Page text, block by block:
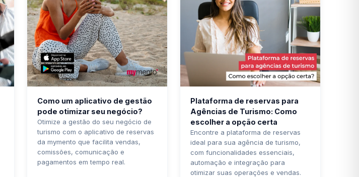
Como um aplicativo de gestão
pode otimizar seu negócio?
Otimize a gestão do seu negócio de
turismo com o aplicativo de reservas
da mymento que facilita vendas,
comissões, comunicação e
pagamentos em tempo real.
Plataforma de reservas para
Agências de Turismo: Como
escolher a opção certa
Encontre a plataforma de reservas
ideal para sua agência de turismo,
com funcionalidades essenciais,
automação e integração para
otimizar suas operações e vendas.